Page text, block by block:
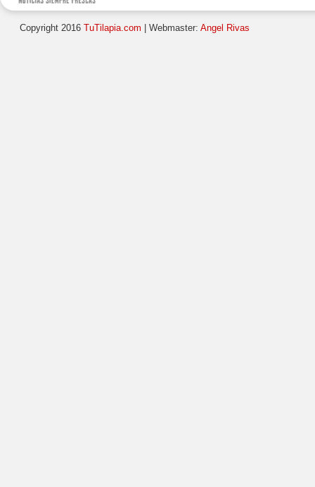
Copyright 2016 TuTilapia.com | Webmaster: Angel Rivas